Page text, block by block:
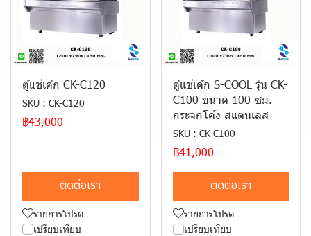
ตู้แช่เค้ก CK-C120
SKU : CK-C120
฿43,000
ติดต่อเรา
รายการโปรด
เปรียบเทียบ
ตู้แช่เค้ก S-COOL รุ่น CK-
C100 ขนาด 100 ซม.
กระจกโค้ง สแตนเลส
SKU : CK-C100
฿41,000
ติดต่อเรา
รายการโปรด
เปรียบเทียบ